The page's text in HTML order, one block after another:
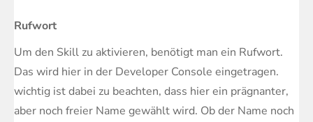
Rufwort
Um den Skill zu aktivieren, benötigt man ein Rufwort.
Das wird hier in der Developer Console eingetragen.
wichtig ist dabei zu beachten, dass hier ein prägnanter,
aber noch freier Name gewählt wird. Ob der Name noch